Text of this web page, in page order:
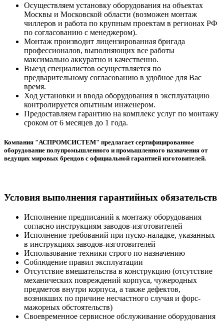
Осуществляем установку оборудования на объектах
Москвы и Московской области (возможен монтаж
чиллеров и работа по крупным проектам в регионах РФ
по согласованию с менеджером).
Монтаж производит лицензированная бригада
профессионалов, выполняющих все работы
максимально аккуратно и качественно.
Выезд специалистов осуществляется по
предварительному согласованию в удобное для Вас
время.
Ход установки и ввода оборудования в эксплуатацию
контролируется опытным инженером.
Предоставляем гарантию на комплекс услуг по монтажу
сроком от 6 месяцев до 1 года.
Компания "АСПРОМСИСТЕМ" предлагает сертифицированное
оборудование полупромышленного и промышленного назначения от
ведущих мировых брендов с официальной гарантией изготовителей.
Условия выполнения гарантийных обязательств
Исполнение предписаний к монтажу оборудования
согласно инструкциям заводов-изготовителей
Исполнение требований при пуско-наладке, указанных
в инструкциях заводов-изготовителей
Использование техники строго по назначению
Соблюдение правил эксплуатации
Отсутствие вмешательства в конструкцию (отсутствие
механических повреждений корпуса, чужеродных
предметов внутри корпуса, а также дефектов,
возникших по причине несчастного случая и форс-
мажорных обстоятельств)
Своевременное сервисное обслуживание оборудования